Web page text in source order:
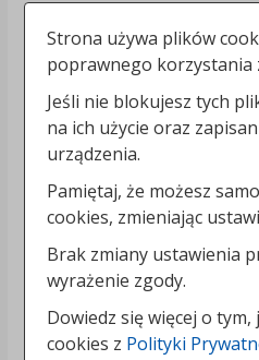
Strona używa plików
poprawnego korzystania
Jeśli nie blokujesz tych
na ich użycie oraz
urządzenia.
Pamiętaj, że możesz
cookies, zmieniając
Brak zmiany ustawienia
wyrażenie zgody.
Dowiedz się więcej o
cookies z Polityki